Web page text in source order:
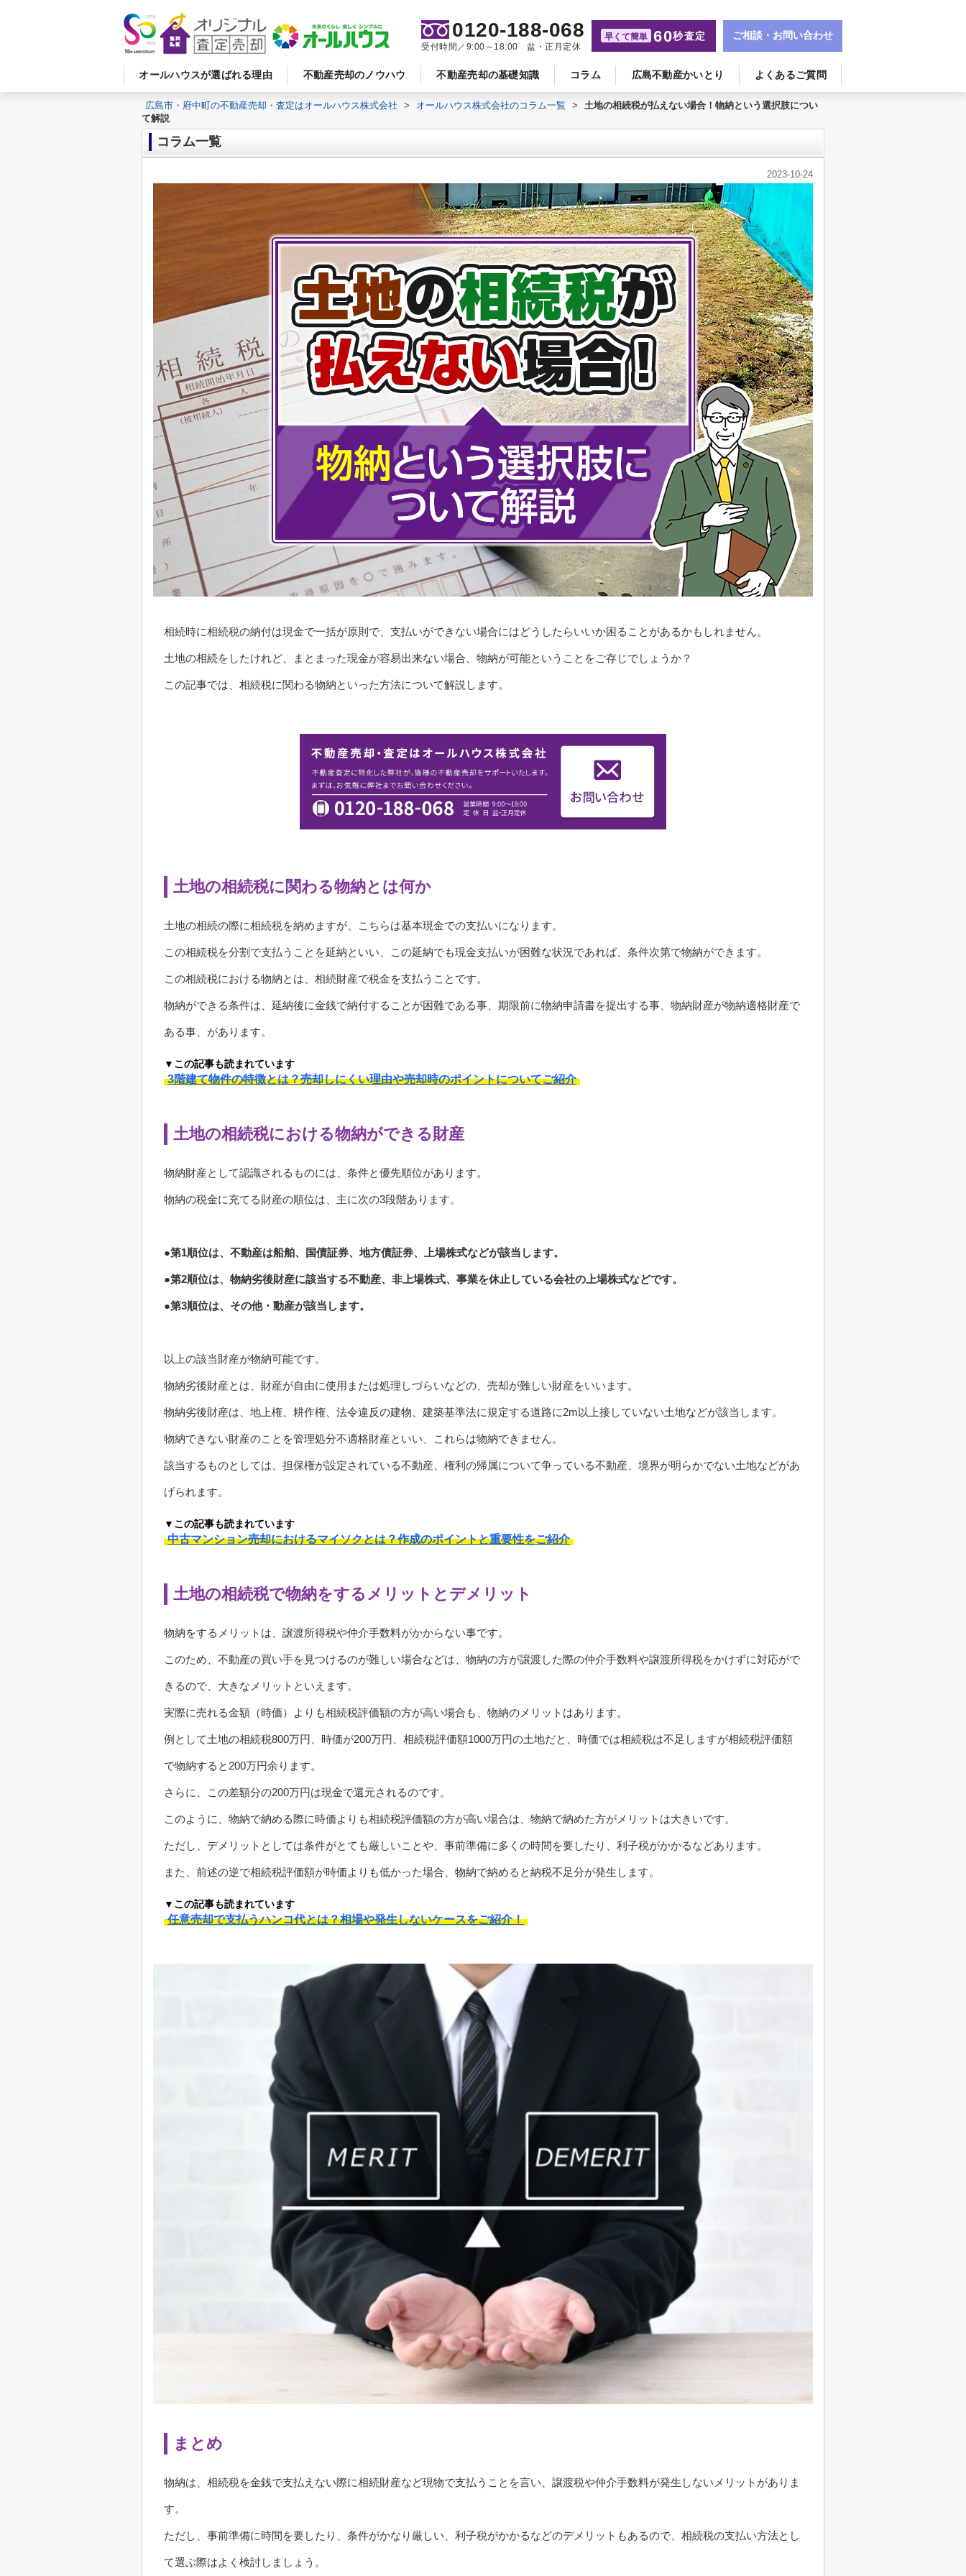
オールハウスが選ばれる理由 不動産売却のノウハウ 不動産売却の基礎知識 コラム 広島不動産かいとり よくあるご質問
0120-188-068
受付時間／9:00～18:00 盆・正月定休
早くて簡単 60秒査定 ご相談・お問い合わせ
広島市・府中町の不動産売却・査定はオールハウス株式会社 > オールハウス株式会社のコラム一覧 >
土地の相続税が払えない場合！物納という選択肢につい
て解説
コラム一覧
2023-10-24
相続時に相続税の納付は現金で一括が原則で、支払いができない場合にはどうしたらいいか困ることがあるかもしれません。
土地の相続をしたけれど、まとまった現金が容易出来ない場合、物納が可能ということをご存じでしょうか？
この記事では、相続税に関わる物納といった方法について解説します。
土地の相続税に関わる物納とは何か
土地の相続の際に相続税を納めますが、こちらは基本現金での支払いになります。
この相続税を分割で支払うことを延納といい、この延納でも現金支払いが困難な状況であれば、条件次第で物納ができます。
この相続税における物納とは、相続財産で税金を支払うことです。
物納ができる条件は、延納後に金銭で納付することが困難である事、期限前に物納申請書を提出する事、物納財産が物納適格財産で
ある事、があります。
▼この記事も読まれています
3階建て物件の特徴とは？売却しにくい理由や売却時のポイントについてご紹介
土地の相続税における物納ができる財産
物納財産として認識されるものには、条件と優先順位があります。
物納の税金に充てる財産の順位は、主に次の3段階あります。
●第1順位は、不動産は船舶、国債証券、地方債証券、上場株式などが該当します。
●第2順位は、物納劣後財産に該当する不動産、非上場株式、事業を休止している会社の上場株式などです。
●第3順位は、その他・動産が該当します。
以上の該当財産が物納可能です。
物納劣後財産とは、財産が自由に使用または処理しづらいなどの、売却が難しい財産をいいます。
物納劣後財産は、地上権、耕作権、法令違反の建物、建築基準法に規定する道路に2m以上接していない土地などが該当します。
物納できない財産のことを管理処分不適格財産といい、これらは物納できません。
該当するものとしては、担保権が設定されている不動産、権利の帰属について争っている不動産、境界が明らかでない土地などがあ
げられます。
▼この記事も読まれています
中古マンション売却におけるマイソクとは？作成のポイントと重要性をご紹介
土地の相続税で物納をするメリットとデメリット
物納をするメリットは、譲渡所得税や仲介手数料がかからない事です。
このため、不動産の買い手を見つけるのが難しい場合などは、物納の方が譲渡した際の仲介手数料や譲渡所得税をかけずに対応がで
きるので、大きなメリットといえます。
実際に売れる金額（時価）よりも相続税評価額の方が高い場合も、物納のメリットはあります。
例として土地の相続税800万円、時価が200万円、相続税評価額1000万円の土地だと、時価では相続税は不足しますが相続税評価額
で物納すると200万円余ります。
さらに、この差額分の200万円は現金で還元されるのです。
このように、物納で納める際に時価よりも相続税評価額の方が高い場合は、物納で納めた方がメリットは大きいです。
ただし、デメリットとしては条件がとても厳しいことや、事前準備に多くの時間を要したり、利子税がかかるなどあります。
また、前述の逆で相続税評価額が時価よりも低かった場合、物納で納めると納税不足分が発生します。
▼この記事も読まれています
任意売却で支払うハンコ代とは？相場や発生しないケースをご紹介！
まとめ
物納は、相続税を金銭で支払えない際に相続財産など現物で支払うことを言い、譲渡税や仲介手数料が発生しないメリットがありま
す。
ただし、事前準備に時間を要したり、条件がかなり厳しい、利子税がかかるなどのデメリットもあるので、相続税の支払い方法とし
て選ぶ際はよく検討しましょう。